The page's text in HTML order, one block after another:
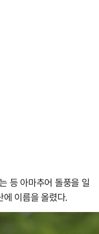
등 아마추어 돌풍을 일
이름을 올렸다.